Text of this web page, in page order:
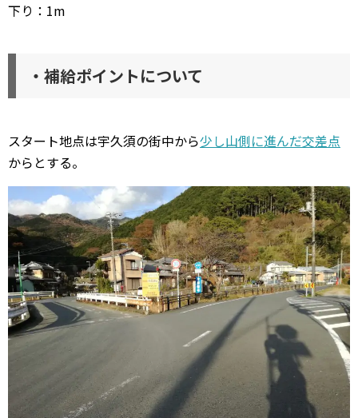
下り：1m
・補給ポイントについて
スタート地点は宇久須の街中から少し山側に進んだ交差点
からとする。